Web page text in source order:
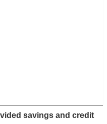
savings and credit